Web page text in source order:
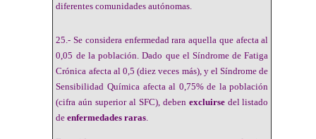
diferentes comunidades autónomas.
25.- Se considera enfermedad rara aquella que afecta al
0,05 de la población. Dado que el Síndrome de Fatiga
Crónica afecta al 0,5 (diez veces más), y el Síndrome de
Sensibilidad Química afecta al 0,75% de la población
(cifra aún superior al SFC), deben excluirsedel listado
deenfermedades raras.